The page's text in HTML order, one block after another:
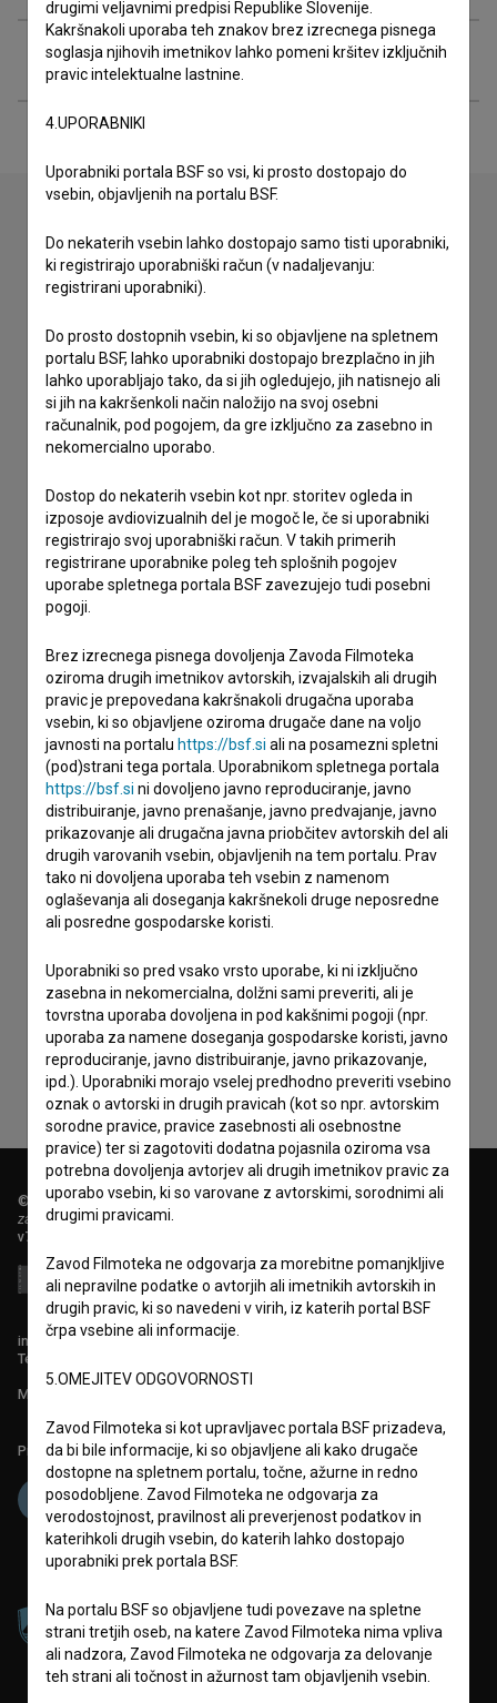
Razširjeni podatki
Stik z uredništvom
Spoštovani, s pomočjo spodnjega obrazca lahko stopite v
odzivov.
imam vprašanje
prijavljam napako
želim dodati podatke
drugo
Sprejemam splošne pogoje in dajem soglasje
zbiranje, hrambo in obdelavo osebnih podatkov.
© 2018-2026, Filmoteka,
zavod za širjenje filmske kulture
v7.151.0
info@filmoteka.si
Tehnična pomoč: podpora@bsf.si
Mednarodna številka ISSN 2670-787X
Projekt sofinancira:
drugimi veljavnimi predpisi Republike Slovenije.
Kakršnakoli uporaba teh znakov brez izrecnega pisnega
soglasja njihovih imetnikov lahko pomeni kršitev izključnih
pravic intelektualne lastnine.
4.UPORABNIKI
Uporabniki portala BSF so vsi, ki prosto dostopajo do
vsebin, objavljenih na portalu BSF.
Do nekaterih vsebin lahko dostopajo samo tisti uporabniki,
ki registrirajo uporabniški račun (v nadaljevanju:
registrirani uporabniki).
Do prosto dostopnih vsebin, ki so objavljene na spletnem
portalu BSF, lahko uporabniki dostopajo brezplačno in jih
lahko uporabljajo tako, da si jih ogledujejo, jih natisnejo ali
si jih na kakršenkoli način naložijo na svoj osebni
računalnik, pod pogojem, da gre izključno za zasebno in
nekomercialno uporabo.
Dostop do nekaterih vsebin kot npr. storitev ogleda in
izposoje avdiovizualnih del je mogoč le, če si uporabniki
registrirajo svoj uporabniški račun. V takih primerih
registrirane uporabnike poleg teh splošnih pogojev
uporabe spletnega portala BSF zavezujejo tudi posebni
pogoji.
Brez izrecnega pisnega dovoljenja Zavoda Filmoteka
oziroma drugih imetnikov avtorskih, izvajalskih ali drugih
pravic je prepovedana kakršnakoli drugačna uporaba
vsebin, ki so objavljene oziroma drugače dane na voljo
javnosti na portalu https://bsf.si ali na posamezni spletni
(pod)strani tega portala. Uporabnikom spletnega portala
https://bsf.si ni dovoljeno javno reproduciranje, javno
distribuiranje, javno prenašanje, javno predvajanje, javno
prikazovanje ali drugačna javna priobčitev avtorskih del ali
drugih varovanih vsebin, objavljenih na tem portalu. Prav
tako ni dovoljena uporaba teh vsebin z namenom
oglaševanja ali doseganja kakršnekoli druge neposredne
ali posredne gospodarske koristi.
Uporabniki so pred vsako vrsto uporabe, ki ni izključno
zasebna in nekomercialna, dolžni sami preveriti, ali je
tovrstna uporaba dovoljena in pod kakšnimi pogoji (npr.
uporaba za namene doseganja gospodarske koristi, javno
reproduciranje, javno distribuiranje, javno prikazovanje,
ipd.). Uporabniki morajo vselej predhodno preveriti vsebino
oznak o avtorski in drugih pravicah (kot so npr. avtorskim
sorodne pravice, pravice zasebnosti ali osebnostne
pravice) ter si zagotoviti dodatna pojasnila oziroma vsa
potrebna dovoljenja avtorjev ali drugih imetnikov pravic za
uporabo vsebin, ki so varovane z avtorskimi, sorodnimi ali
drugimi pravicami.
Zavod Filmoteka ne odgovarja za morebitne pomanjkljive
ali nepravilne podatke o avtorjih ali imetnikih avtorskih in
drugih pravic, ki so navedeni v virih, iz katerih portal BSF
črpa vsebine ali informacije.
5.OMEJITEV ODGOVORNOSTI
Zavod Filmoteka si kot upravljavec portala BSF prizadeva,
da bi bile informacije, ki so objavljene ali kako drugače
dostopne na spletnem portalu, točne, ažurne in redno
posodobljene. Zavod Filmoteka ne odgovarja za
verodostojnost, pravilnost ali preverjenost podatkov in
katerihkoli drugih vsebin, do katerih lahko dostopajo
uporabniki prek portala BSF.
Na portalu BSF so objavljene tudi povezave na spletne
strani tretjih oseb, na katere Zavod Filmoteka nima vpliva
ali nadzora, Zavod Filmoteka ne odgovarja za delovanje
teh strani ali točnost in ažurnost tam objavljenih vsebin.